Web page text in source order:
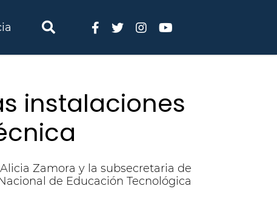
instalaciones
Zamora y la subsecretaria de
de Educación Tecnológica